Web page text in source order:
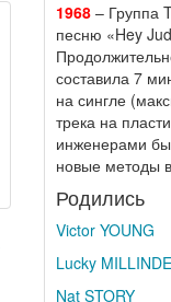
1968– Группа
песню «Hey
составила 7
на сингле
трека на
инженерами
новые методы
Родились
Victor YOUNG
Lucky
Nat STORY